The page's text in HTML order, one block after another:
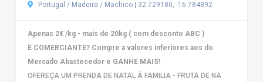
Portugal / Madeira / Machico | 32.729180, -16.784892
Apenas 2€ /kg - mais de 20kg ( com desconto ABC )
É COMERCIANTE? Compre a valores inferiores aos do
Mercado Abastecedor e GANHE MAIS!
OFEREÇA UM PRENDA DE NATAL À FAMILIA - FRUTA DE NA